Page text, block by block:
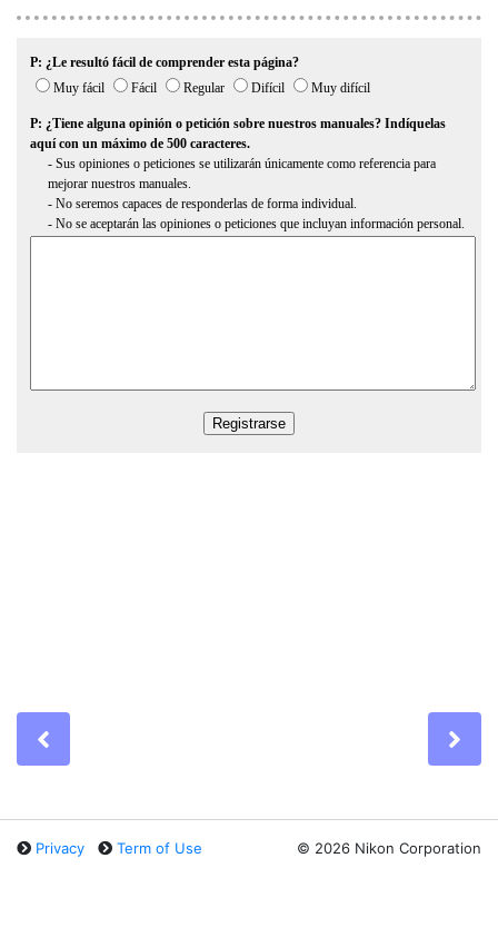
Privacy Term of Use © 2026 Nikon Corporation